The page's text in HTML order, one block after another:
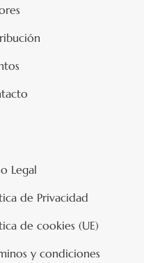
Legal
de Privacidad
de cookies (UE)
y condiciones